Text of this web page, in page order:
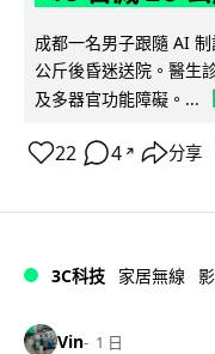
成都一名男子跟隨 AI
公斤後昏迷送院。醫生
及多器官功能障礙。...
22 4 ↗ 分享
3C科技 家居無線
Vin 1 日